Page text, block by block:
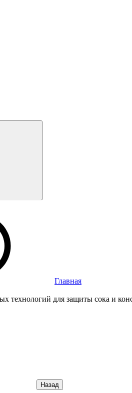
Главная
технологий для защиты сока и
Назад